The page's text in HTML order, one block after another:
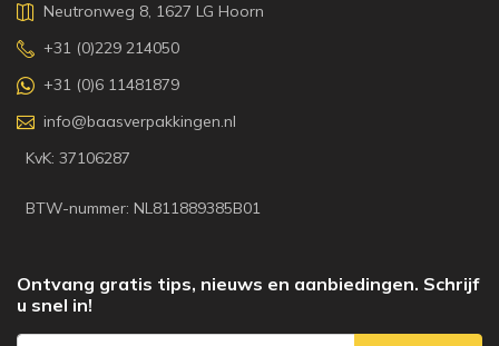
Neutronweg 8, 1627 LG Hoorn
+31 (0)229 214050
+31 (0)6 11481879
info@baasverpakkingen.nl
KvK: 37106287
BTW-nummer: NL811889385B01
Ontvang gratis tips, nieuws en aanbiedingen. Schrijf
u snel in!